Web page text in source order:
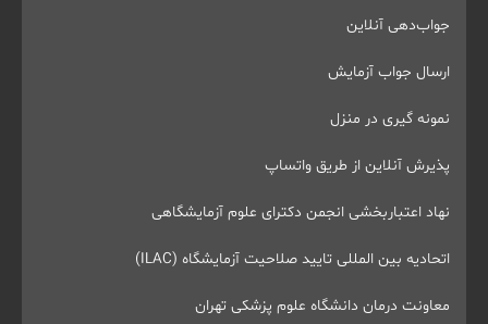
جواب‌دهی آنلاین
ارسال جواب آزمایش
نمونه گیری در منزل
پذیرش آنلاین از طریق واتساپ
نهاد اعتباربخشی انجمن دکترای علوم آزمایشگاهی
اتحادیه بین المللی تایید صلاحیت آزمایشگاه (ILAC)
معاونت درمان دانشگاه علوم پزشکی تهران